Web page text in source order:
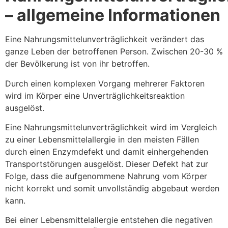
– allgemeine Informationen
Eine Nahrungsmittelunverträglichkeit verändert das
ganze Leben der betroffenen Person. Zwischen 20-30 %
der Bevölkerung ist von ihr betroffen.
Durch einen komplexen Vorgang mehrerer Faktoren
wird im Körper eine Unverträglichkeitsreaktion
ausgelöst.
Eine Nahrungsmittelunverträglichkeit wird im Vergleich
zu einer Lebensmittelallergie in den meisten Fällen
durch einen Enzymdefekt und damit einhergehenden
Transportstörungen ausgelöst. Dieser Defekt hat zur
Folge, dass die aufgenommene Nahrung vom Körper
nicht korrekt und somit unvollständig abgebaut werden
kann.
Bei einer Lebensmittelallergie entstehen die negativen